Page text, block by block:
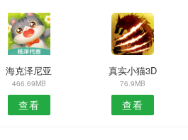
海克泽尼亚
466.69MB
查看
真实小猫3D
76.9MB
查看